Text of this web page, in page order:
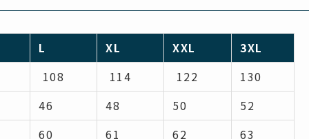
L XL XXL
3XL
108
114 122
130
46
48 50
52
60
61 62
63